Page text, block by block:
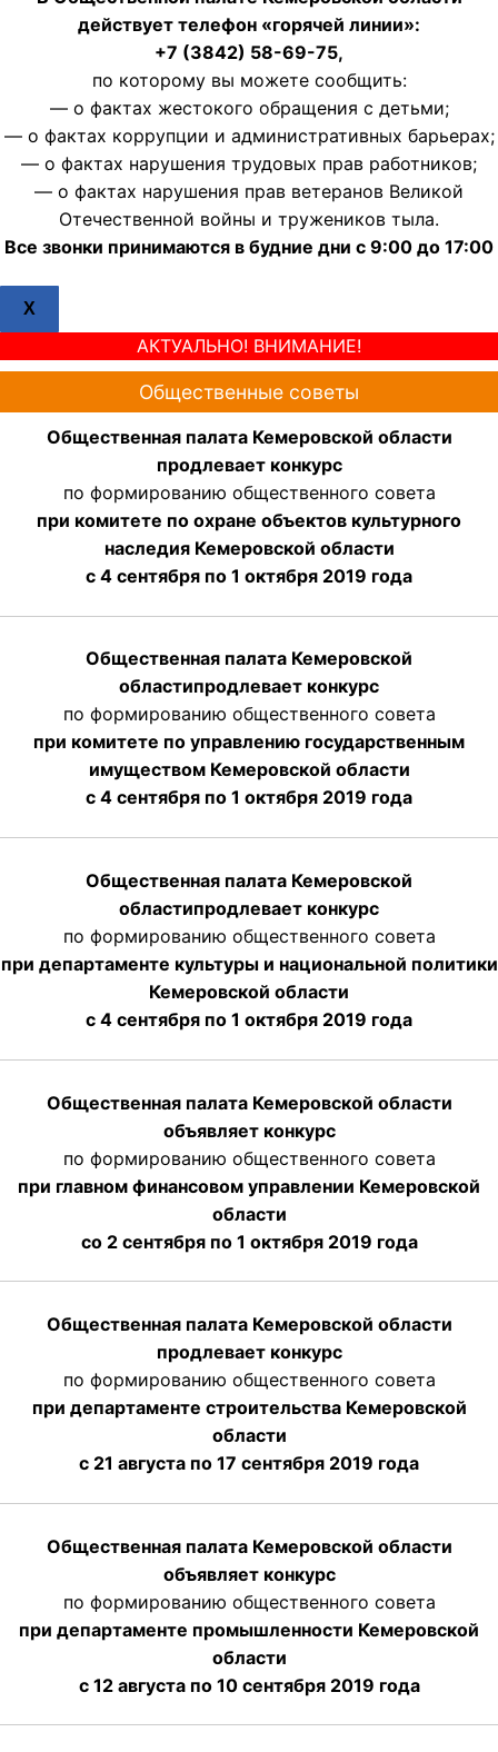
действует телефон «горячей линии»:
+7 (3842) 58-69-75,
по которому вы можете сообщить:
— о фактах жестокого обращения с детьми;
— о фактах коррупции и административных барьерах;
— о фактах нарушения трудовых прав работников;
— о фактах нарушения прав ветеранов Великой
Отечественной войны и тружеников тыла.
Все звонки принимаются в будние дни с 9:00 до 17:00
X
АКТУАЛЬНО! ВНИМАНИЕ!
Общественные советы
Общественная палата Кемеровской области
продлевает конкурс
по формированию общественного совета
при комитете по охране объектов культурного
наследия Кемеровской области
с 4 сентября по 1 октября 2019 года
Общественная палата Кемеровской
областипродлевает конкурс
по формированию общественного совета
при комитете по управлению государственным
имуществом Кемеровской области
с 4 сентября по 1 октября 2019 года
Общественная палата Кемеровской
областипродлевает конкурс
по формированию общественного совета
при департаменте культуры и национальной политики
Кемеровской области
с 4 сентября по 1 октября 2019 года
Общественная палата Кемеровской области
объявляет конкурс
по формированию общественного совета
при главном финансовом управлении Кемеровской
области
со 2 сентября по 1 октября 2019 года
Общественная палата Кемеровской области
продлевает конкурс
по формированию общественного совета
при департаменте строительства Кемеровской
области
с 21 августа по 17 сентября 2019 года
Общественная палата Кемеровской области
объявляет конкурс
по формированию общественного совета
при департаменте промышленности Кемеровской
области
с 12 августа по 10 сентября 2019 года